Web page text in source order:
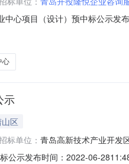
中心项目（设计）预中标公示
系电话：13806394577招标单位
心
示
区
标单位： 青岛高新技术产业开发
公示发布时间：2022-06-